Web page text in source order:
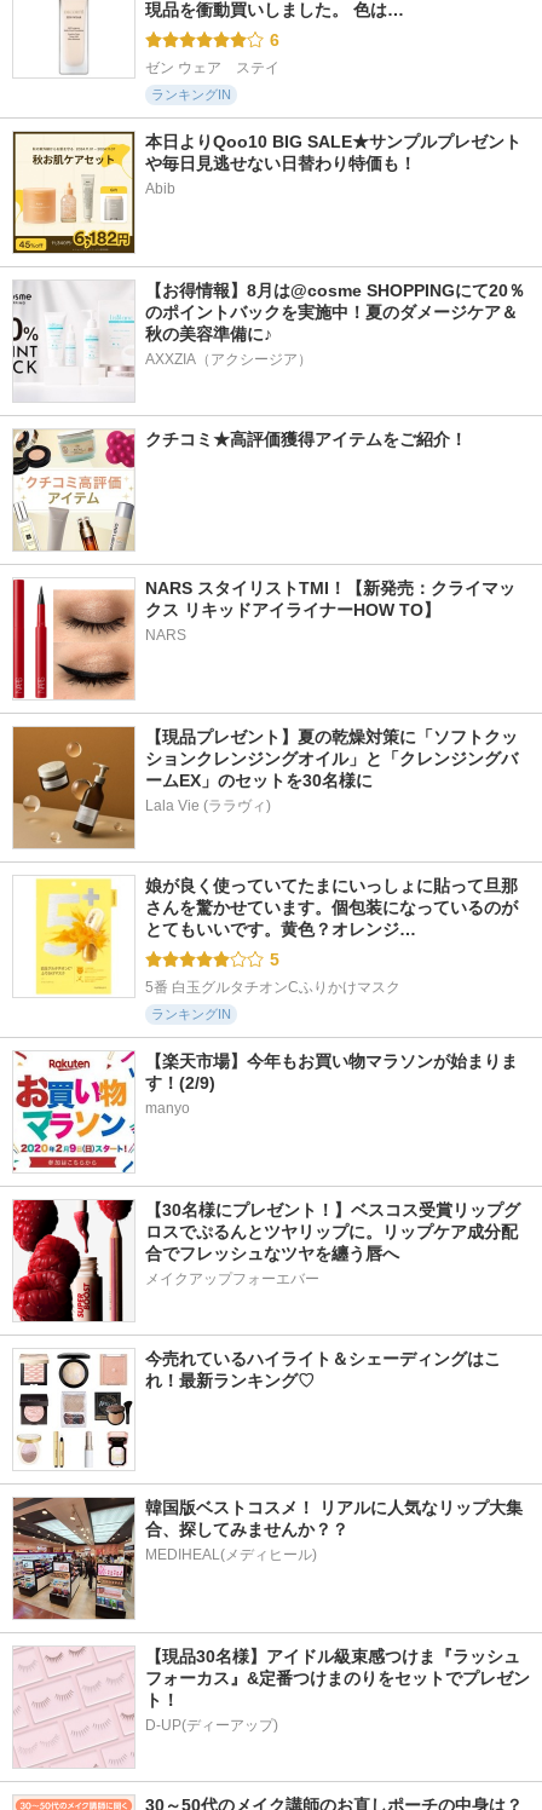
現品を衝動買いしました。 色は…
6
ゼン ウェア　ステイ
ランキングIN
本日よりQoo10 BIG SALE★サンプルプレゼント
や毎日見逃せない日替わり特価も！
Abib
【お得情報】8月は@cosme SHOPPINGにて20％
のポイントバックを実施中！夏のダメージケア＆
秋の美容準備に♪
AXXZIA（アクシージア）
クチコミ★高評価獲得アイテムをご紹介！
NARS スタイリストTMI！【新発売：クライマッ
クス リキッドアイライナーHOW TO】
NARS
【現品プレゼント】夏の乾燥対策に「ソフトクッ
ションクレンジングオイル」と「クレンジングバ
ームEX」のセットを30名様に
Lala Vie (ララヴィ)
娘が良く使っていてたまにいっしょに貼って旦那
さんを驚かせています。個包装になっているのが
とてもいいです。黄色？オレンジ…
5
5番 白玉グルタチオンCふりかけマスク
ランキングIN
【楽天市場】今年もお買い物マラソンが始まりま
す！(2/9)
manyo
【30名様にプレゼント！】ベスコス受賞リップグ
ロスでぷるんとツヤリップに。リップケア成分配
合でフレッシュなツヤを纏う唇へ
メイクアップフォーエバー
今売れているハイライト＆シェーディングはこ
れ！最新ランキング♡
韓国版ベストコスメ！ リアルに人気なリップ大集
合、探してみませんか？？
MEDIHEAL(メディヒール)
【現品30名様】アイドル級束感つけま『ラッシュ
フォーカス』&定番つけまのりをセットでプレゼン
ト！
D-UP(ディーアップ)
30～50代のメイク講師のお直しポーチの中身は？